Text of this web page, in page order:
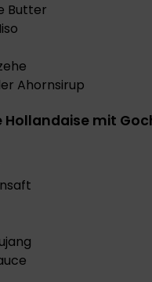
Butter
Ahornsirup
Hollandaise mit